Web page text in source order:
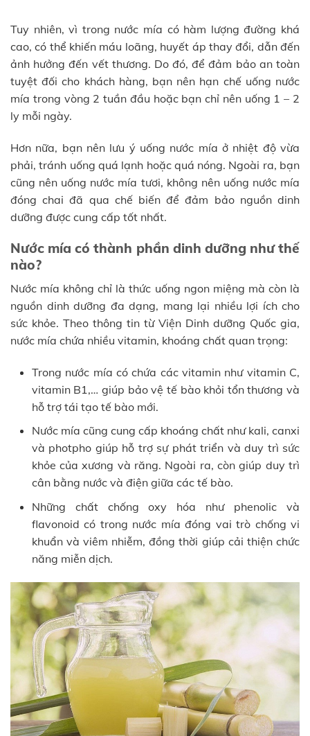
Tuy nhiên, vì trong nước mía có hàm lượng đường khá
cao, có thể khiến máu loãng, huyết áp thay đổi, dẫn đến
ảnh hưởng đến vết thương. Do đó, để đảm bảo an toàn
tuyệt đối cho khách hàng, bạn nên hạn chế uống nước
mía trong vòng 2 tuần đầu hoặc bạn chỉ nên uống 1 – 2
ly mỗi ngày.
Hơn nữa, bạn nên lưu ý uống nước mía ở nhiệt độ vừa
phải, tránh uống quá lạnh hoặc quá nóng. Ngoài ra, bạn
cũng nên uống nước mía tươi, không nên uống nước mía
đóng chai đã qua chế biến để đảm bảo nguồn dinh
dưỡng được cung cấp tốt nhất.
Nước mía có thành phần dinh dưỡng như thế
nào?
Nước mía không chỉ là thức uống ngon miệng mà còn là
nguồn dinh dưỡng đa dạng, mang lại nhiều lợi ích cho
sức khỏe. Theo thông tin từ Viện Dinh dưỡng Quốc gia,
nước mía chứa nhiều vitamin, khoáng chất quan trọng:
Trong nước mía có chứa các vitamin như vitamin C,
vitamin B1,… giúp bảo vệ tế bào khỏi tổn thương và
hỗ trợ tái tạo tế bào mới.
Nước mía cũng cung cấp khoáng chất như kali, canxi
và photpho giúp hỗ trợ sự phát triển và duy trì sức
khỏe của xương và răng. Ngoài ra, còn giúp duy trì
cân bằng nước và điện giữa các tế bào.
Những chất chống oxy hóa như phenolic và
flavonoid có trong nước mía đóng vai trò chống vi
khuẩn và viêm nhiễm, đồng thời giúp cải thiện chức
năng miễn dịch.